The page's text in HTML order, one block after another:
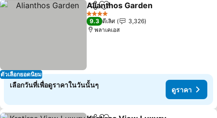
ตัวเลือกยอดนิยม
แชร์ เพิ่มในรายการโปรด
Alianthos Garden
4 ดาว
9.3 ดีเลิศ
3,326
พลาเคเอส
เลือกวันที่เพื่อดูราคาในวันนั้นๆ
ดูราคา